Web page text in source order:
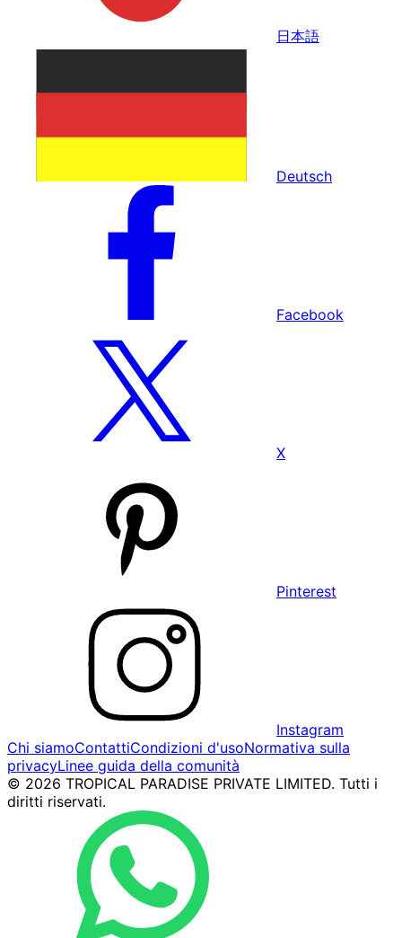
日本語
Deutsch
Facebook
X
Pinterest
Instagram
Chi siamoContattiCondizioni d'usoNormativa sulla
privacyLinee guida della comunità
© 2026 TROPICAL PARADISE PRIVATE LIMITED. Tutti i
diritti riservati.